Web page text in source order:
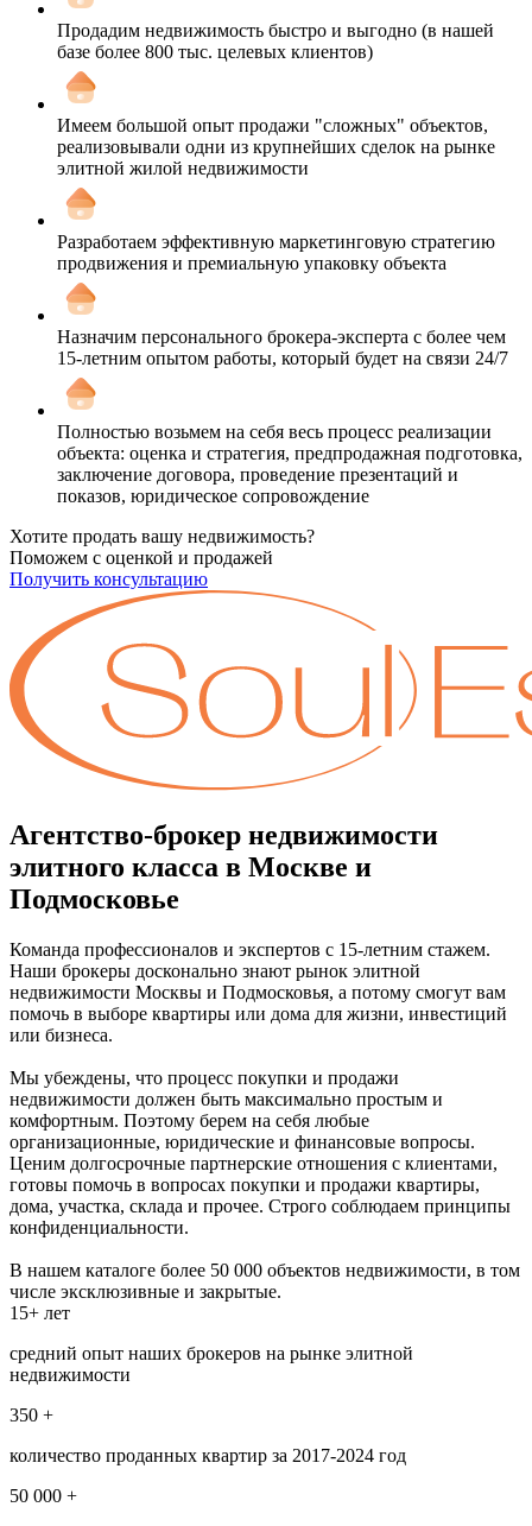
Продадим недвижимость быстро и выгодно (в нашей
базе более 800 тыс. целевых клиентов)
Имеем большой опыт продажи "сложных" объектов,
реализовывали одни из крупнейших сделок на рынке
элитной жилой недвижимости
Разработаем эффективную маркетинговую стратегию
продвижения и премиальную упаковку объекта
Назначим персонального брокера-эксперта с более чем
15-летним опытом работы, который будет на связи 24/7
Полностью возьмем на себя весь процесс реализации
объекта: оценка и стратегия, предпродажная подготовка,
заключение договора, проведение презентаций и
показов, юридическое сопровождение
Хотите продать вашу недвижимость?
Поможем с оценкой и продажей
Получить консультацию
Агентство-брокер недвижимости
элитного класса в Москве и
Подмосковье
Команда профессионалов и экспертов с 15-летним стажем.
Наши брокеры досконально знают рынок элитной
недвижимости Москвы и Подмосковья, а потому смогут вам
помочь в выборе квартиры или дома для жизни, инвестиций
или бизнеса.
Мы убеждены, что процесс покупки и продажи
недвижимости должен быть максимально простым и
комфортным. Поэтому берем на себя любые
организационные, юридические и финансовые вопросы.
Ценим долгосрочные партнерские отношения с клиентами,
готовы помочь в вопросах покупки и продажи квартиры,
дома, участка, склада и прочее. Строго соблюдаем принципы
конфиденциальности.
В нашем каталоге более 50 000 объектов недвижимости, в том
числе эксклюзивные и закрытые.
15+ лет
средний опыт наших брокеров на рынке элитной
недвижимости
350 +
количество проданных квартир за 2017-2024 год
50 000 +